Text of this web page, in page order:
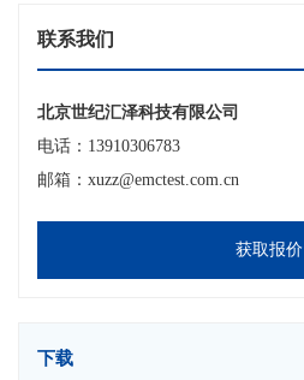
联系我们
北京世纪汇泽科技有限公司
电话：13910306783
邮箱：xuzz@emctest.com.cn
获取报价
下载